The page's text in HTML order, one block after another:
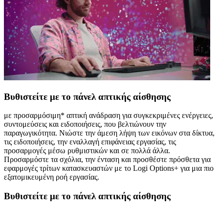
Βυθιστείτε με το πάνελ απτικής αίσθησης
με προσαρμόσιμη* απτική ανάδραση για συγκεκριμένες ενέργειες,
συντομεύσεις και ειδοποιήσεις, που βελτιώνουν την
παραγωγικότητα. Νιώστε την άμεση λήψη των εικόνων στα δίκτυα,
τις ειδοποιήσεις, την εναλλαγή επιφάνειας εργασίας, τις
προσαρμογές μέσω ρυθμιστικών και σε πολλά άλλα.
Προσαρμόστε τα σχόλια, την ένταση και προσθέστε πρόσθετα για
εφαρμογές τρίτων κατασκευαστών με το Logi Options+ για μια πιο
εξατομικευμένη ροή εργασίας.
Βυθιστείτε με το πάνελ απτικής αίσθησης